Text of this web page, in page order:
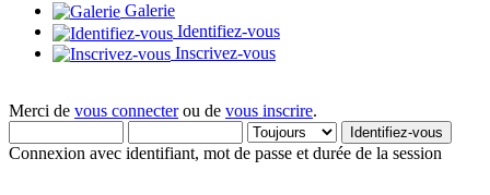
Galerie
Identifiez-vous
Inscrivez-vous
Merci de vous connecterou de vous inscrire.
Connexion avec identifiant, mot de passe et durée de la session